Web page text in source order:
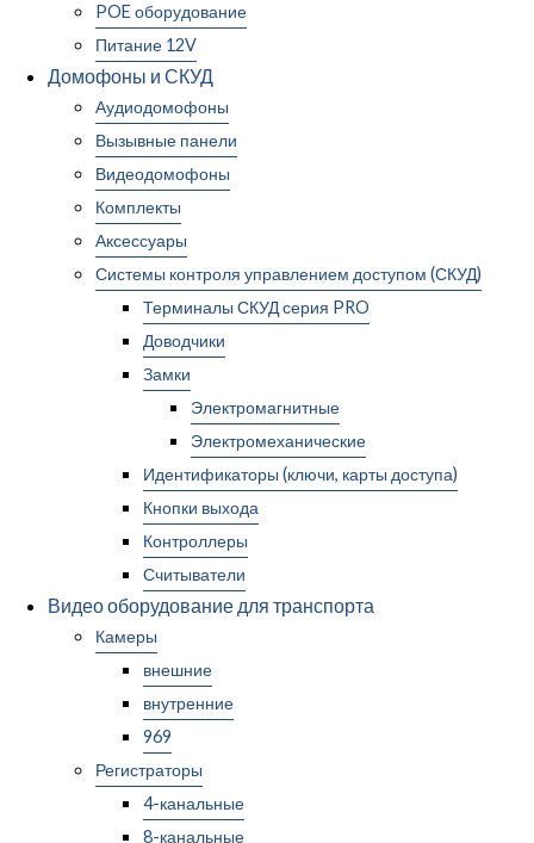
POE оборудование
Питание 12V
Домофоны и СКУД
Аудиодомофоны
Вызывные панели
Видеодомофоны
Комплекты
Аксессуары
Системы контроля управлением доступом (СКУД)
Терминалы СКУД серия PRO
Доводчики
Замки
Электромагнитные
Электромеханические
Идентификаторы (ключи, карты доступа)
Кнопки выхода
Контроллеры
Считыватели
Видео оборудование для транспорта
Камеры
внешние
внутренние
969
Регистраторы
4-канальные
8-канальные